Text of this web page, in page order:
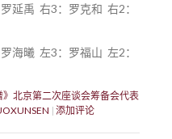
延禹 右3：罗克和 右2：
海曦 左3：罗福山 左2：
北京第二次座谈会筹备会代表
添加评论